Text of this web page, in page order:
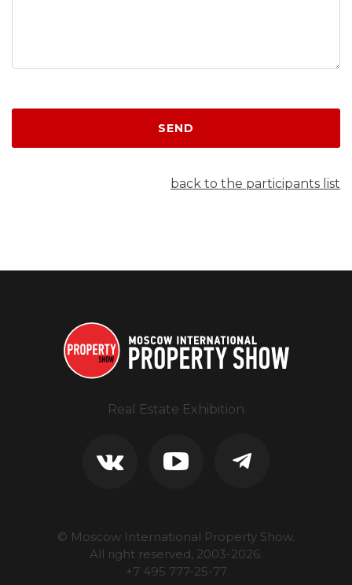
SEND
back to the participants list
Real Estate Exhibition
© Moscow International Property Show.
All right reserved, 2003-2026.
+7 495 777-25-77